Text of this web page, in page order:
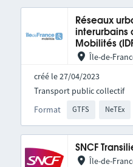
Réseaux
interurbains
Mobilités
Île-de-
créé le 27/04/2023
Format GTFS NeTEx
Transport public collectif
SNCF
Île-de-